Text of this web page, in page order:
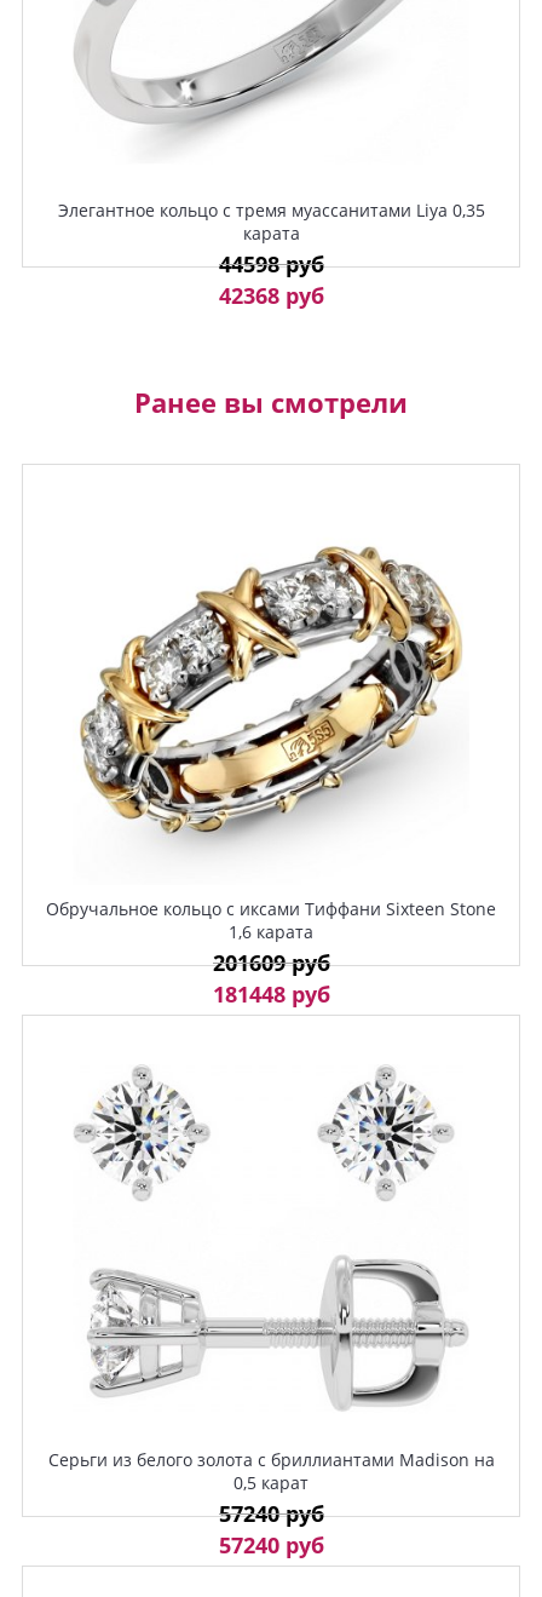
Элегантное кольцо с тремя муассанитами Liya 0,35
карата
44598 руб
42368 руб
Ранее вы смотрели
Обручальное кольцо с иксами Тиффани Sixteen Stone
1,6 карата
201609 руб
181448 руб
Серьги из белого золота с бриллиантами Madison на
0,5 карат
57240 руб
57240 руб